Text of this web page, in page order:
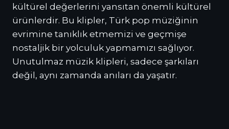
kültürel değerlerini yansıtan önemli kültürel
ürünlerdir. Bu klipler, Türk pop müziğinin
evrimine tanıklık etmemizi ve geçmişe
nostaljik bir yolculuk yapmamızı sağlıyor.
Unutulmaz müzik klipleri, sadece şarkıları
değil, aynı zamanda anıları da yaşatır.